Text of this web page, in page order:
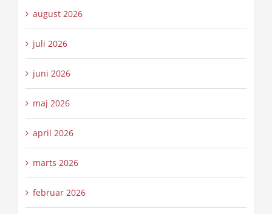
august 2026
juli 2026
juni 2026
maj 2026
april 2026
marts 2026
februar 2026